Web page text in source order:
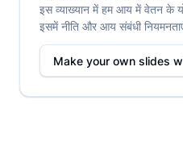
इस व्याख्यान में हम आय में वेतन के
इसमें नीति और आय संबंधी
Make your own slides